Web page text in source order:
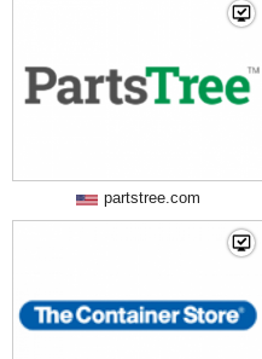
partstree.com